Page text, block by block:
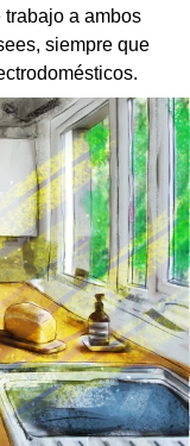
a ambos
siempre que